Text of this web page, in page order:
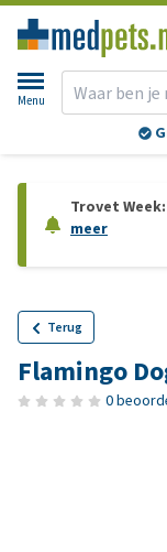
Menu
Trovet
meer
Terug
Flamingo
0